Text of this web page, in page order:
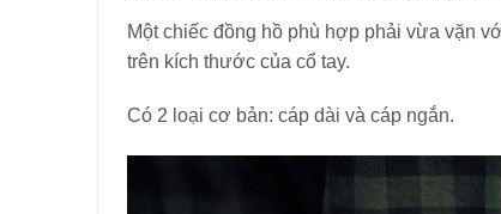
Một chiếc đồng hồ phù hợp phải vừa vặn
trên kích thước của cổ tay.
Có 2 loại cơ bản: cáp dài và cáp ngắn.